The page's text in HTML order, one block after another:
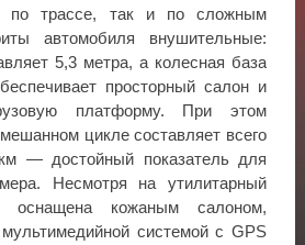
по трассе, так и по сложным
автомобиля внушительные:
5,3 метра, а колесная база
просторный салон и
платформу. При этом
цикле составляет всего
— достойный показатель для
Несмотря на утилитарный
оснащена кожаным салоном,
системой с GPS